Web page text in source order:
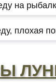
на
плохая